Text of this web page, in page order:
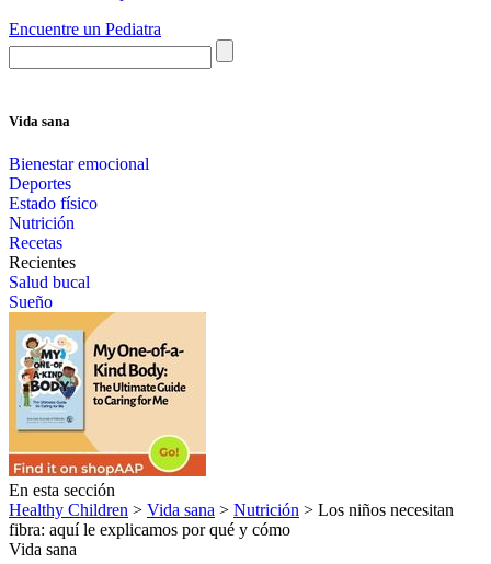
Encuentre un Pediatra
Vida sana
Bienestar emocional
Deportes
Estado físico
Nutrición
Recetas
Recientes
Salud bucal
Sueño
En esta sección
Healthy Children > Vida sana > Nutrición > Los niños necesitan
fibra: aquí le explicamos por qué y cómo
Vida sana